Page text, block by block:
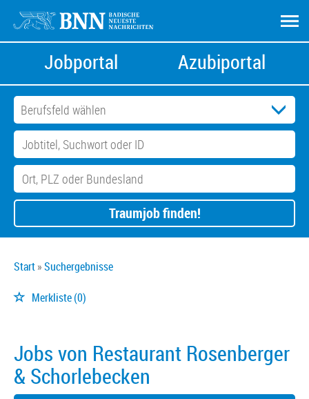
Jobportal Azubiportal
Traumjob finden!
Start Suchergebnisse
Merkliste(0)
Jobs von Restaurant Rosenberger
& Schorlebecken